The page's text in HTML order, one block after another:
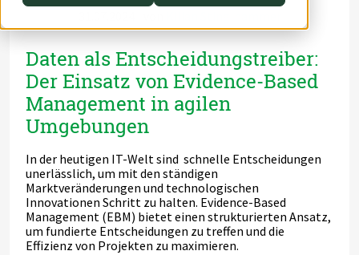
Daten als Entscheidungstreiber:
Der Einsatz von Evidence-Based
Management in agilen
Umgebungen
In der heutigen IT-Welt sind schnelle Entscheidungen
unerlässlich, um mit den ständigen
Marktveränderungen und technologischen
Innovationen Schritt zu halten. Evidence-Based
Management (EBM) bietet einen strukturierten Ansatz,
um fundierte Entscheidungen zu treffen und die
Effizienz von Projekten zu maximieren.
Datenstrategie & Datenorganisation
Data Governance & Datensicherheit
Digitale Souveränität
Switch to English
Switch to English